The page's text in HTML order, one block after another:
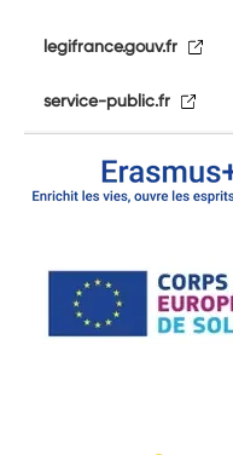
legifrance.gouv.fr
service-public.fr